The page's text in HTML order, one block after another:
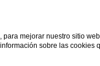
Política de
(DEFOIN) Una
mejorar nuestro sitio
sobre las cookies